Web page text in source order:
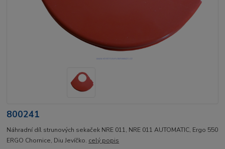
800241
Náhradní díl strunových sekaček NRE 011, NRE 011 AUTOMATIC, Ergo 550
ERGO Chornice, Diu Jevíčko. celý popis